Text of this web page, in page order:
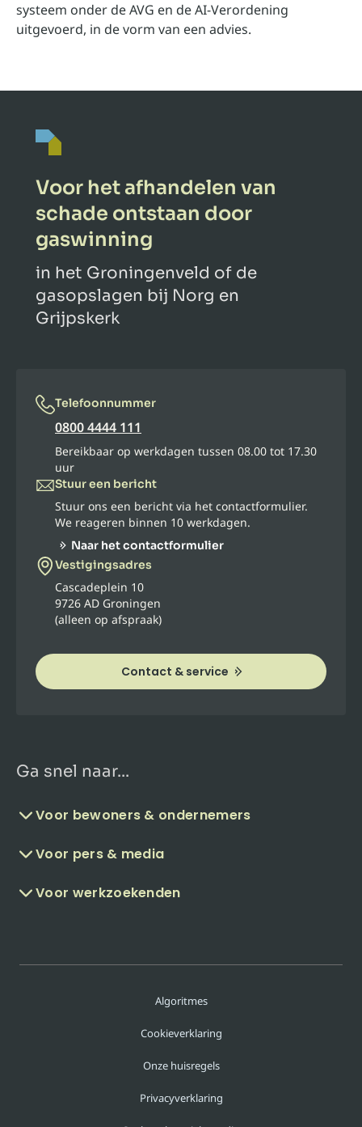
systeem onder de AVG en de AI-Verordening
uitgevoerd, in de vorm van een advies.
Voor het afhandelen van
schade ontstaan door
gaswinning
in het Groningenveld of de
gasopslagen bij Norg en
Grijpskerk
Telefoonnummer
0800 4444 111
Bereikbaar op werkdagen tussen 08.00 tot 17.30
uur
Stuur een bericht
Stuur ons een bericht via het contactformulier.
We reageren binnen 10 werkdagen.
Naar het contactformulier
Vestigingsadres
Cascadeplein 10
9726 AD Groningen
(alleen op afspraak)
Contact & service
Ga snel naar...
Voor bewoners & ondernemers
Voor pers & media
Voor werkzoekenden
Algoritmes
Cookieverklaring
Onze huisregels
Privacyverklaring